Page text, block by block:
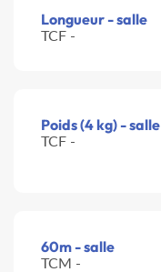
Longueur - salle
TCF -
Poids (4 kg) - salle
TCF -
60m - salle
TCM -